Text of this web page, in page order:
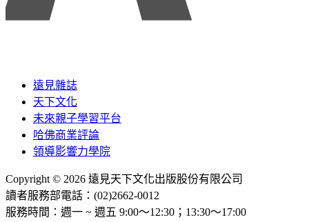
遠見雜誌
天下文化
未來親子學習平台
哈佛商業評論
領導影響力學院
Copyright © 2026 遠見天下文化出版股份有限公司
讀者服務部電話：(02)2662-0012
服務時間：週一 ~ 週五 9:00～12:30；13:30～17:00